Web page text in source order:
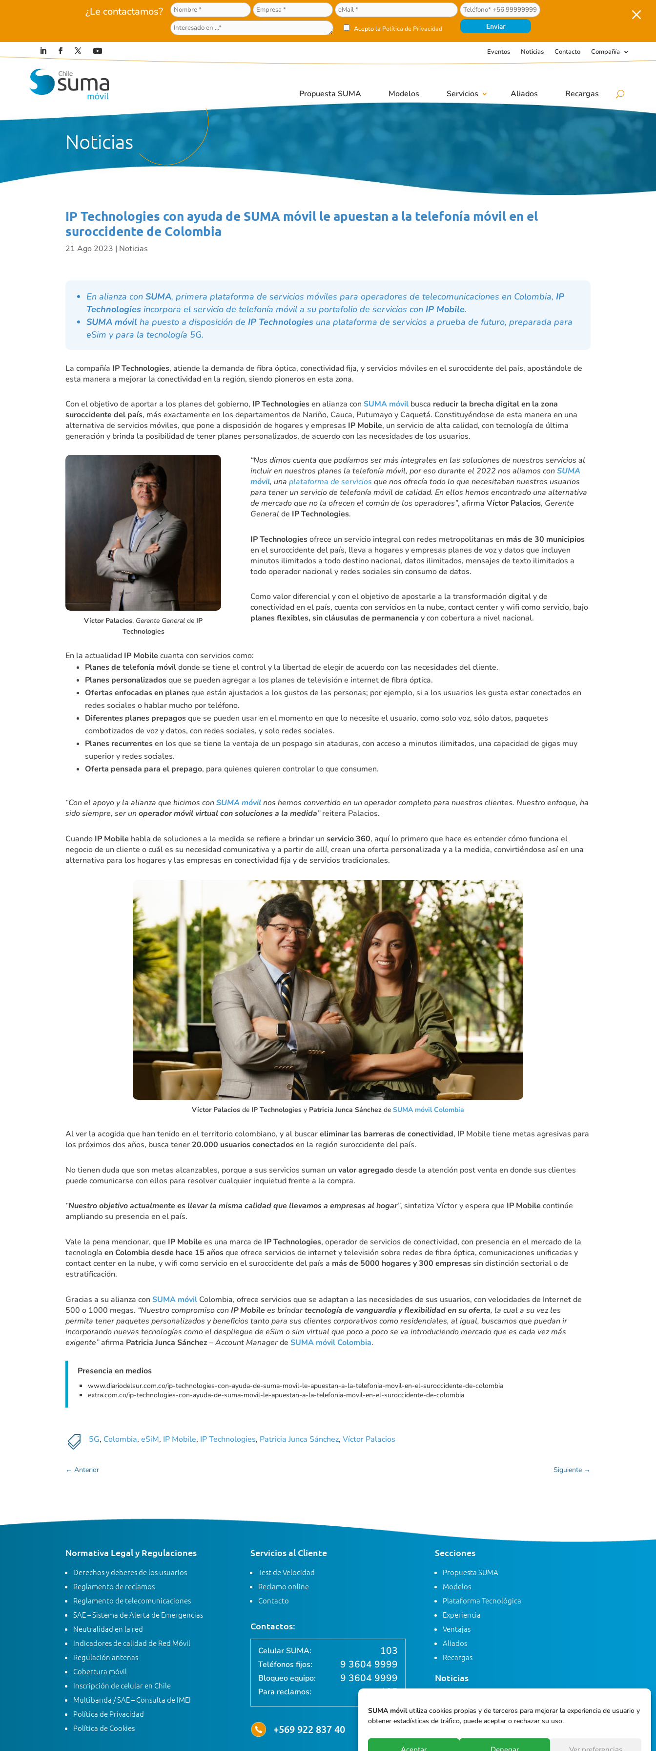
SUMA móvilutiliza cookies propias y de terceros para mejorar la experiencia de usuario y
obtener estadísticas de tráfico, puede aceptar o rechazar su uso.
¿Le contactamos?
Acepto la Política de Privacidad
M
Eventos Noticias Contacto Compañía
Propuesta SUMA Modelos Servicios Aliados Recargas
Noticias
IP Technologies con ayuda de SUMA móvil le apuestan a la telefonía móvil en el
suroccidente de Colombia
21 Ago 2023 | Noticias
En alianza conSUMA, primera plataforma de servicios móviles para operadores de telecomunicaciones en Colombia, IP
Technologies incorpora el servicio de telefonía móvil a su portafolio de servicios con IP Mobile.
SUMA móvil ha puesto a disposición de IP Technologies una plataforma de servicios a prueba de futuro, preparada para
eSim y para la tecnología 5G.
La compañía IP Technologies, atiende la demanda de fibra óptica, conectividad fija, y servicios móviles en el suroccidente del país, apostándole de
esta manera a mejorar la conectividad en la región, siendo pioneros en esta zona.
Con el objetivo de aportar a los planes del gobierno, IP Technologiesen alianza conSUMA móvil busca reducir la brecha digital en la zona
suroccidente del país, más exactamente en los departamentos de Nariño, Cauca, Putumayo y Caquetá. Constituyéndose de esta manera en una
alternativa de servicios móviles, que pone a disposición de hogares y empresas IP Mobile, un servicio de alta calidad, con tecnología de última
generación y brinda la posibilidad de tener planes personalizados, de acuerdo con las necesidades de los usuarios.
Víctor Palacios, Gerente General de IP
Technologies
“Nos dimos cuenta que podíamos ser más integrales en las soluciones de nuestros servicios al
incluir en nuestros planes la telefonía móvil, por eso durante el 2022 nos aliamos conSUMA
móvil, una plataforma de servicios que nos ofrecía todo lo que necesitaban nuestros usuarios
para tener un servicio de telefonía móvil de calidad. En ellos hemos encontrado una alternativa
de mercado que no la ofrecen el común de los operadores”, afirma Víctor Palacios, Gerente
Generalde IP Technologies.
IP Technologiesofrece un servicio integral con redes metropolitanas en más de 30 municipios
en el suroccidente del país, lleva a hogares y empresas planes de voz y datos que incluyen
minutos ilimitados a todo destino nacional, datos ilimitados, mensajes de texto ilimitados a
todo operador nacional y redes sociales sin consumo de datos.
Como valor diferencial y con el objetivo de apostarle a la transformación digital y de
conectividad en el país, cuenta con servicios en la nube, contact center y wifi como servicio, bajo
planes flexibles, sin cláusulas de permanencia y con cobertura a nivel nacional.
En la actualidad IP Mobile cuanta con servicios como:
Planes de telefonía móvildonde se tiene el control y la libertad de elegir de acuerdo con las necesidades del cliente.
Planes personalizadosque se pueden agregar a los planes de televisión e internet de fibra óptica.
Ofertas enfocadas en planesque están ajustados a los gustos de las personas; por ejemplo, si a los usuarios les gusta estar conectados en
redes sociales o hablar mucho por teléfono.
Diferentes planes prepagosque se pueden usar en el momento en que lo necesite el usuario, como solo voz, sólo datos, paquetes
combotizados de voz y datos, con redes sociales, y solo redes sociales.
Planes recurrentesen los que se tiene la ventaja de un pospago sin ataduras, con acceso a minutos ilimitados, una capacidad de gigas muy
superior y redes sociales.
Oferta pensada para el prepago, para quienes quieren controlar lo que consumen.
“Con el apoyo y la alianza que hicimos conSUMA móvilnos hemos convertido en un operador completo para nuestros clientes. Nuestro enfoque, ha
sido siempre, ser unoperador móvil virtual con soluciones a la medida”reitera Palacios.
Cuando IP Mobile habla de soluciones a la medida se refiere a brindar unservicio 360, aquí lo primero que hace es entender cómo funciona el
negocio de un cliente o cuál es su necesidad comunicativa y a partir de allí, crean una oferta personalizada y a la medida, convirtiéndose así en una
alternativa para los hogares y las empresas en conectividad fija y de servicios tradicionales.
Víctor Palacios de IP Technologies y Patricia Junca Sánchez de SUMA móvil Colombia
Al ver la acogida que han tenido en el territorio colombiano, y al buscareliminar las barreras de conectividad, IP Mobile tiene metas agresivas para
los próximos dos años, busca tener 20.000 usuarios conectadosen la región suroccidente del país.
No tienen duda que son metas alcanzables, porque a sus servicios suman unvalor agregadodesde la atención post venta en donde sus clientes
puede comunicarse con ellos para resolver cualquier inquietud frente a la compra.
“Nuestro objetivo actualmente es llevar la misma calidad que llevamos a empresas al hogar”, sintetiza Víctor y espera que IP Mobile continúe
ampliando su presencia en el país.
Vale la pena mencionar, que IP Mobile es una marca de IP Technologies, operador de servicios de conectividad, con presencia en el mercado de la
tecnologíaen Colombia desde hace 15 añosque ofrece servicios de internet y televisión sobre redes de fibra óptica, comunicaciones unificadas y
contact center en la nube, y wifi como servicio en el suroccidente del país a más de 5000 hogares y 300 empresas sin distinción sectorial o de
estratificación.
Gracias a su alianza conSUMA móvil Colombia, ofrece servicios que se adaptan a las necesidades de sus usuarios, con velocidades de Internet de
500 o 1000 megas. “Nuestro compromiso conIP Mobilees brindartecnología de vanguardia y flexibilidad en su oferta, la cual a su vez les
permita tener paquetes personalizados y beneficios tanto para sus clientes corporativos como residenciales, al igual, buscamos que puedan ir
incorporando nuevas tecnologías como el despliegue de eSim o sim virtual que poco a poco se va introduciendo mercado que es cada vez más
exigente”afirma Patricia Junca Sánchez–Account ManagerdeSUMA móvil Colombia.
Presencia en medios
www.diariodelsur.com.co/ip-technologies-con-ayuda-de-suma-movil-le-apuestan-a-la-telefonia-movil-en-el-suroccidente-de-colombia
extra.com.co/ip-technologies-con-ayuda-de-suma-movil-le-apuestan-a-la-telefonia-movil-en-el-suroccidente-de-colombia
 5G, Colombia, eSiM, IP Mobile, IP Technologies, Patricia Junca Sánchez, Víctor Palacios
←Anterior Siguiente→
Normativa Legal y Regulaciones
Derechos y deberes de los usuarios
Reglamento de reclamos
Reglamento de telecomunicaciones
SAE – Sistema de Alerta de Emergencias
Neutralidad en la red
Indicadores de calidad de Red Móvil
Regulación antenas
Cobertura móvil
Inscripción de celular en Chile
Multibanda / SAE – Consulta de IMEI
Política de Privacidad
Política de Cookies
Servicios al Cliente
Test de Velocidad
Reclamo online
Contacto
Contactos:
Celular SUMA: 103
Teléfonos fijos: 9 3604 9999
Bloqueo equipo: 9 3604 9999
Para reclamos: 105
+569 922 837 40
Secciones
Propuesta SUMA
Modelos
Plataforma Tecnológica
Experiencia
Ventajas
Aliados
Recargas
Noticias
Blog